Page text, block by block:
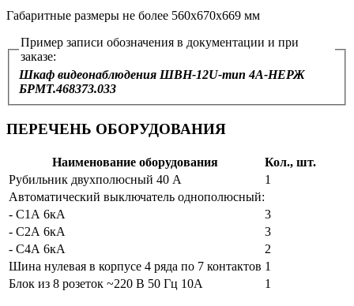
Габаритные размеры не более 560х670х669 мм
Пример записи обозначения в документации и при
заказе:
Шкаф видеонаблюдения ШВН‑12U‑тип 4А-НЕРЖ
БРМТ.468373.033
ПЕРЕЧЕНЬ ОБОРУДОВАНИЯ
Наименование оборудования
Кол., шт.
Рубильник двухполюсный 40 А
1
Автоматический выключатель однополюсный:
- С1А 6кА
3
- С2А 6кА
3
- С4А 6кА
2
Шина нулевая в корпусе 4 ряда по 7 контактов 1
Блок из 8 розеток ~220 В 50 Гц 10А
1